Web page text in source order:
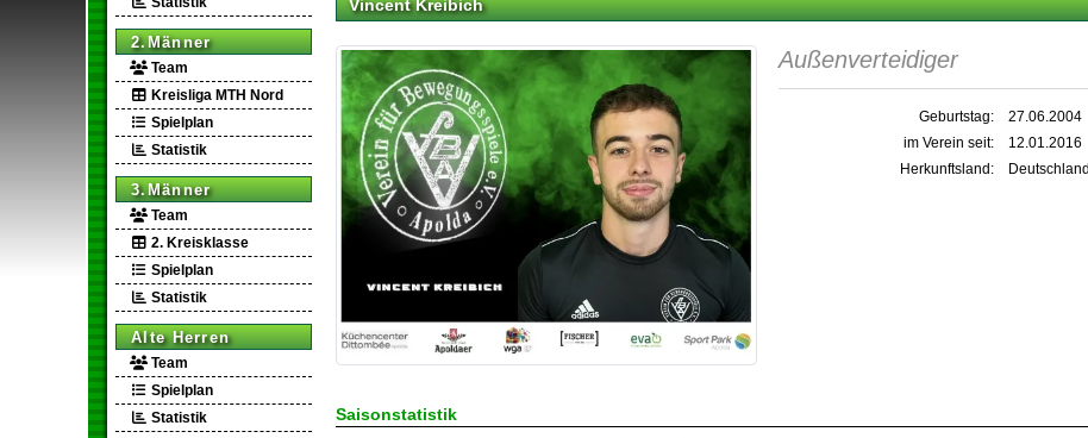
2.Männer
Team
Kreisliga MTH Nord
Spielplan
Statistik
3.Männer
Team
2. Kreisklasse
Spielplan
Statistik
Alte Herren
Team
Spielplan
Statistik
Vincent Kreibich
Außenverteidiger
Geburtstag:
27.06.2004
im Verein seit:
12.01.2016
Herkunftsland:
Deutschland
Saisonstatistik